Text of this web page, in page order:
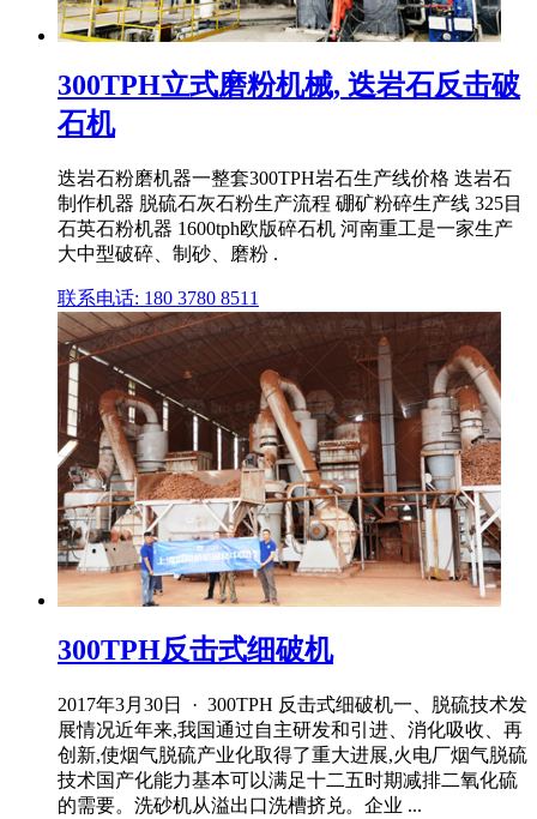
300TPH立式磨粉机械, 迭岩石反击破
石机
迭岩石粉磨机器一整套300TPH岩石生产线价格 迭岩石
制作机器 脱硫石灰石粉生产流程 硼矿粉碎生产线 325目
石英石粉机器 1600tph欧版碎石机 河南重工是一家生产
大中型破碎、制砂、磨粉 .
联系电话: 180 3780 8511
300TPH反击式细破机
2017年3月30日 · 300TPH 反击式细破机一、脱硫技术发
展情况近年来,我国通过自主研发和引进、消化吸收、再
创新,使烟气脱硫产业化取得了重大进展,火电厂烟气脱硫
技术国产化能力基本可以满足十二五时期减排二氧化硫
的需要。洗砂机从溢出口洗槽挤兑。企业 ...